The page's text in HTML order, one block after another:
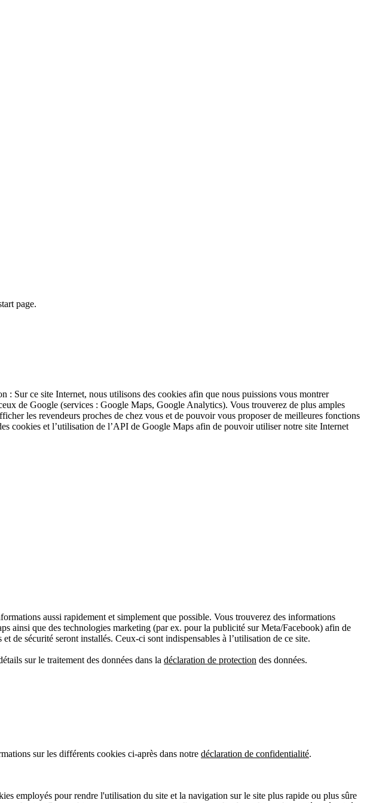
page.
Sur ce site Internet, nous utilisons des cookies afin que nous puissions vous montrer
de Google (services : Google Maps, Google Analytics). Vous trouverez de plus amples
les revendeurs proches de chez vous et de pouvoir vous proposer de meilleures fonctions
cookies et l’utilisation de l’API de Google Maps afin de pouvoir utiliser notre site Internet
aussi rapidement et simplement que possible. Vous trouverez des informations
ainsi que des technologies marketing (par ex. pour la publicité sur Meta/Facebook) afin de
de sécurité seront installés. Ceux-ci sont indispensables à l’utilisation de ce site.
sur le traitement des données dans la déclaration de protection des données.
sur les différents cookies ci-après dans notre déclaration de confidentialité.
employés pour rendre l'utilisation du site et la navigation sur le site plus rapide ou plus sûre